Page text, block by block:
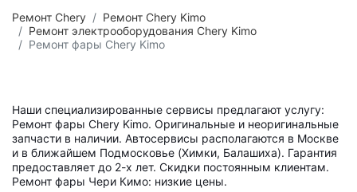
Ремонт Chery
Ремонт Chery Kimo
Ремонт электрооборудования Chery Kimo
Ремонт фары Chery Kimo
Наши специализированные сервисы предлагают услугу:
Ремонт фары Chery Kimo. Оригинальные и неоригинальные
запчасти в наличии. Автосервисы располагаются в Москве
и в ближайшем Подмосковье (Химки, Балашиха). Гарантия
предоставляет до 2-х лет. Скидки постоянным клиентам.
Ремонт фары Чери Кимо: низкие цены.